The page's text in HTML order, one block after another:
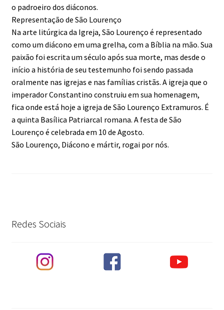
o padroeiro dos diáconos.
Representação de São Lourenço
Na arte litúrgica da Igreja, São Lourenço é representado
como um diácono em uma grelha, com a Bíblia na mão. Sua
paixão foi escrita um século após sua morte, mas desde o
início a história de seu testemunho foi sendo passada
oralmente nas igrejas e nas famílias cristãs. A igreja que o
imperador Constantino construiu em sua homenagem,
fica onde está hoje a igreja de São Lourenço Extramuros. É
a quinta Basílica Patriarcal romana. A festa de São
Lourenço é celebrada em 10 de Agosto.
São Lourenço, Diácono e mártir, rogai por nós.
Redes Sociais